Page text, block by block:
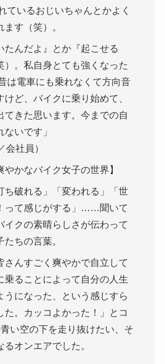
ているおじいちゃんとかよく
す（笑）。
たんだよ』とか『起こせる
）。私自身とても強くなった
は電車にも乗れなくて方向音
ど、バイクに乗り始めて、
てきた思います。今までの自
いです」
会社員）
やかなバイク女子の世界】
ち破れる」「変われる」「世
って感じがする」……聞いて
イクの素晴らしさが伝わって
たちの言葉。
さんすごく爽やかで自立して
乗ることによって自分の人生
うになった、という感じすら
た。カッコよかった！」とコ
い空の下を走り抜けたい、そ
るオンエアでした。